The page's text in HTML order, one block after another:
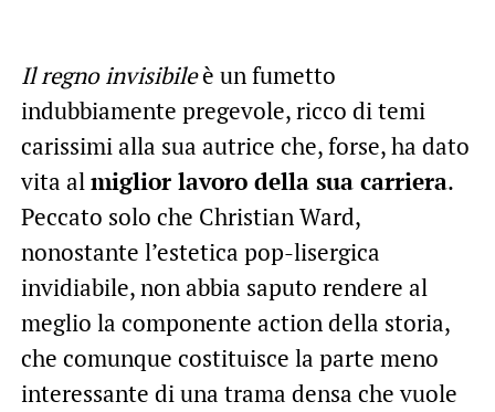
Il regno invisibileè un fumetto
indubbiamente pregevole, ricco di temi
carissimi alla sua autrice che, forse, ha dato
vita almiglior lavoro della sua carriera.
Peccato solo che Christian Ward,
nonostante l’estetica pop-lisergica
invidiabile, non abbia saputo rendere al
meglio la componente action della storia,
che comunque costituisce la parte meno
interessante di una trama densa che vuole